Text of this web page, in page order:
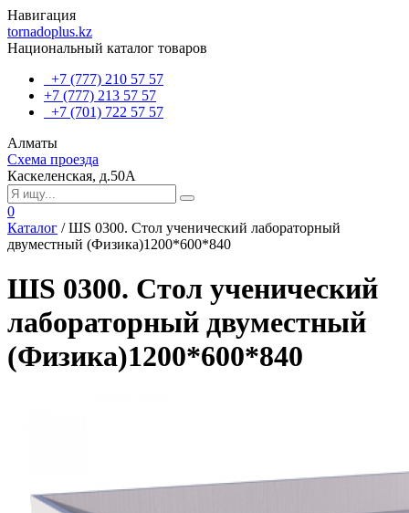
Навигация
tornadoplus.kz
Национальный каталог товаров
+7 (777) 210 57 57
+7 (777) 213 57 57
+7 (701) 722 57 57
Алматы
Схема проезда
Каскеленская, д.50А
0
Каталог /ШS 0300. Стол ученический лабораторный
двуместный (Физика)1200*600*840
ШS 0300. Стол ученический
лабораторный двуместный
(Физика)1200*600*840